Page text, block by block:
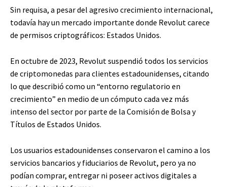
Sin requisa, a pesar del agresivo crecimiento internacional,
todavía hay un mercado importante donde Revolut carece
de permisos criptográficos: Estados Unidos.
En octubre de 2023, Revolut suspendió todos los servicios
de criptomonedas para clientes estadounidenses, citando
lo que describió como un “entorno regulatorio en
crecimiento” en medio de un cómputo cada vez más
intenso del sector por parte de la Comisión de Bolsa y
Títulos de Estados Unidos.
Los usuarios estadounidenses conservaron el camino a los
servicios bancarios y fiduciarios de Revolut, pero ya no
podían comprar, entregar ni poseer activos digitales a